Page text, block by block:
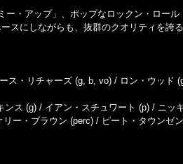
ー・アップ」、ポップなロックン・ロー
スにしながらも、抜群のクオリティを誇
ス・リチャーズ (g, b, vo) / ロン・ウッ
ンス (g) / イアン・スチュワート (p) / ニ
ー・ブラウン (perc) / ピート・タウンゼ